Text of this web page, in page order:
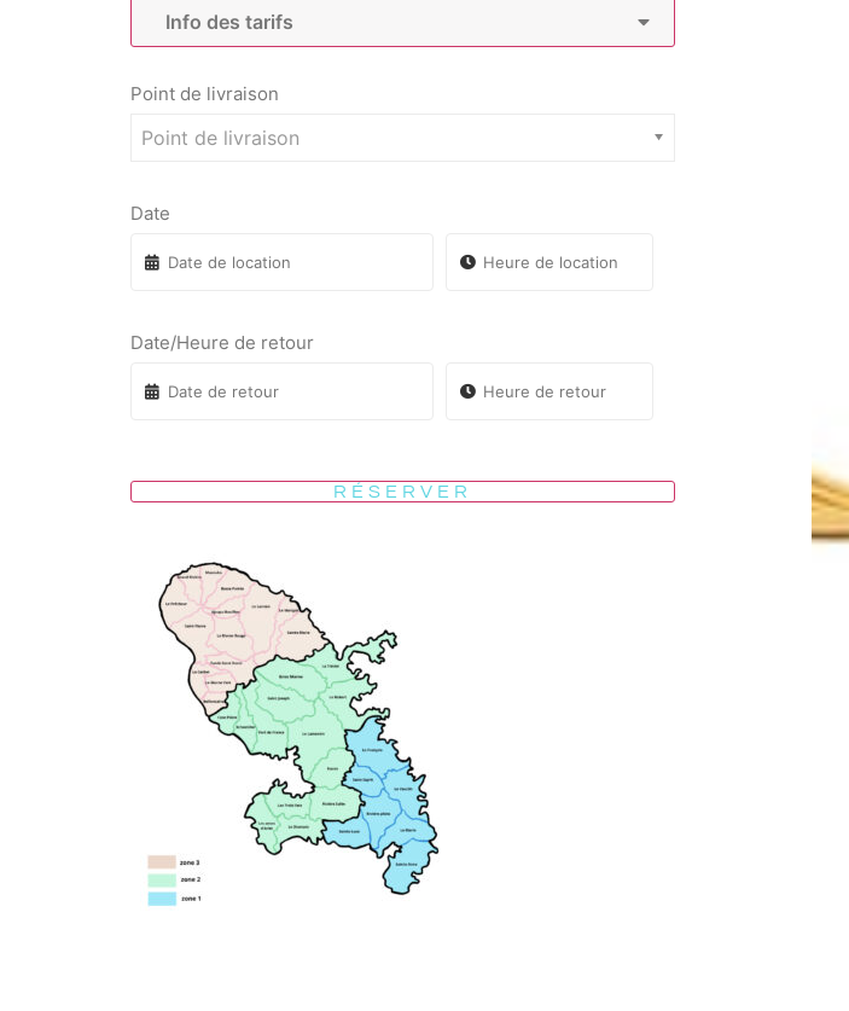
Info des tarifs
Point de livraison
Point de livraison
Date
Date/Heure de retour
RÉSERVER